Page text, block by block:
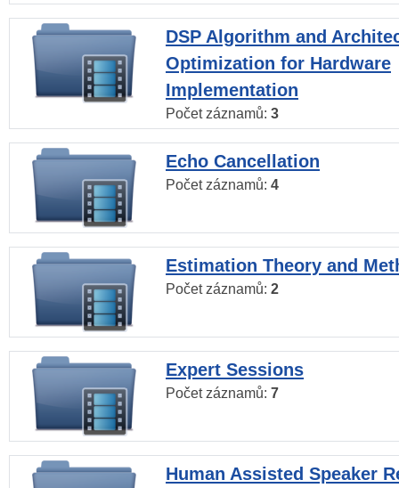
DSP Algorithm and
Optimization for Hardware
Implementation
Počet záznamů: 3
Echo Cancellation
Počet záznamů: 4
Estimation Theory and
Počet záznamů: 2
Expert Sessions
Počet záznamů: 7
Human Assisted Speaker